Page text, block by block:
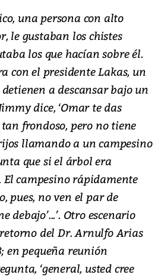
una persona con alto
le gustaban los chistes
los que hacían sobre él.
con el presidente Lakas, un
detienen a descansar bajo un
dice, ‘Omar te das
frondoso, pero no tiene
llamando a un campesino
que si el árbol era
El campesino rápidamente
pues, no ven el par de
debajo’...’. Otro escenario
del Dr. Arnulfo Arias
en pequeña reunión
‘general, usted cree